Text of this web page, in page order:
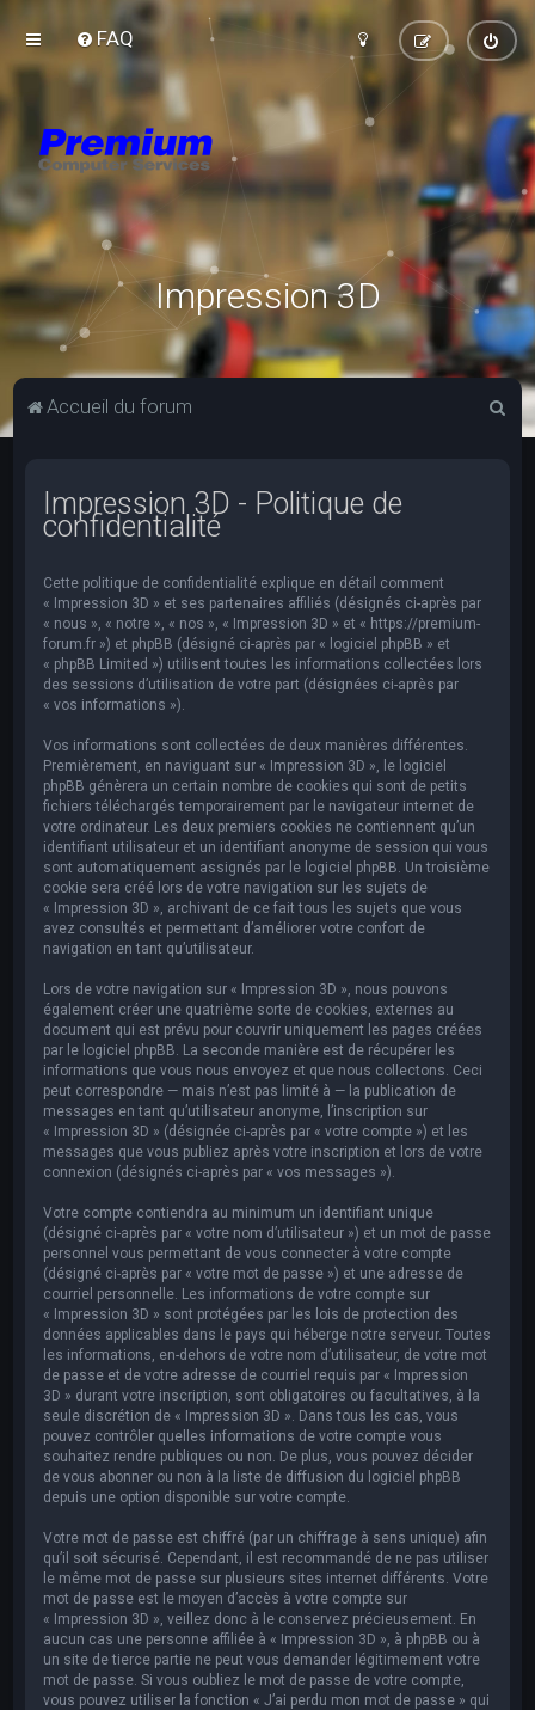
FAQ
Impression 3D
Accueil du forum
Impression 3D - Politique de
confidentialité
Cette politique de confidentialité explique en détail comment
« Impression 3D » et ses partenaires affiliés (désignés ci-après par
« nous », « notre », « nos », « Impression 3D » et « https://premium-
forum.fr ») et phpBB (désigné ci-après par « logiciel phpBB » et
« phpBB Limited ») utilisent toutes les informations collectées lors
des sessions d’utilisation de votre part (désignées ci-après par
« vos informations »).
Vos informations sont collectées de deux manières différentes.
Premièrement, en naviguant sur « Impression 3D », le logiciel
phpBB génèrera un certain nombre de cookies qui sont de petits
fichiers téléchargés temporairement par le navigateur internet de
votre ordinateur. Les deux premiers cookies ne contiennent qu’un
identifiant utilisateur et un identifiant anonyme de session qui vous
sont automatiquement assignés par le logiciel phpBB. Un troisième
cookie sera créé lors de votre navigation sur les sujets de
« Impression 3D », archivant de ce fait tous les sujets que vous
avez consultés et permettant d’améliorer votre confort de
navigation en tant qu’utilisateur.
Lors de votre navigation sur « Impression 3D », nous pouvons
également créer une quatrième sorte de cookies, externes au
document qui est prévu pour couvrir uniquement les pages créées
par le logiciel phpBB. La seconde manière est de récupérer les
informations que vous nous envoyez et que nous collectons. Ceci
peut correspondre — mais n’est pas limité à — la publication de
messages en tant qu’utilisateur anonyme, l’inscription sur
« Impression 3D » (désignée ci-après par « votre compte ») et les
messages que vous publiez après votre inscription et lors de votre
connexion (désignés ci-après par « vos messages »).
Votre compte contiendra au minimum un identifiant unique
(désigné ci-après par « votre nom d’utilisateur ») et un mot de passe
personnel vous permettant de vous connecter à votre compte
(désigné ci-après par « votre mot de passe ») et une adresse de
courriel personnelle. Les informations de votre compte sur
« Impression 3D » sont protégées par les lois de protection des
données applicables dans le pays qui héberge notre serveur. Toutes
les informations, en-dehors de votre nom d’utilisateur, de votre mot
de passe et de votre adresse de courriel requis par « Impression
3D » durant votre inscription, sont obligatoires ou facultatives, à la
seule discrétion de « Impression 3D ». Dans tous les cas, vous
pouvez contrôler quelles informations de votre compte vous
souhaitez rendre publiques ou non. De plus, vous pouvez décider
de vous abonner ou non à la liste de diffusion du logiciel phpBB
depuis une option disponible sur votre compte.
Votre mot de passe est chiffré (par un chiffrage à sens unique) afin
qu’il soit sécurisé. Cependant, il est recommandé de ne pas utiliser
le même mot de passe sur plusieurs sites internet différents. Votre
mot de passe est le moyen d’accès à votre compte sur
« Impression 3D », veillez donc à le conservez précieusement. En
aucun cas une personne affiliée à « Impression 3D », à phpBB ou à
un site de tierce partie ne peut vous demander légitimement votre
mot de passe. Si vous oubliez le mot de passe de votre compte,
vous pouvez utiliser la fonction « J’ai perdu mon mot de passe » qui